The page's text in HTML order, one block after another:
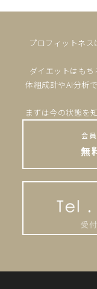
プロフィットネ
ダイエットはもち
体組成計やAI分析
まずは今の状態を
会
無